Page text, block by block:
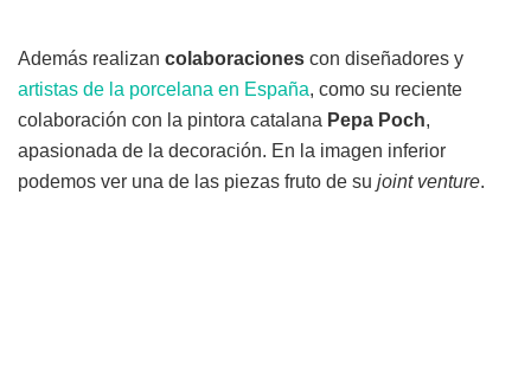
Además realizan colaboraciones con diseñadores y
artistas de la porcelana en España, como su reciente
colaboración con la pintora catalana Pepa Poch,
apasionada de la decoración. En la imagen inferior
podemos ver una de las piezas fruto de su joint venture.